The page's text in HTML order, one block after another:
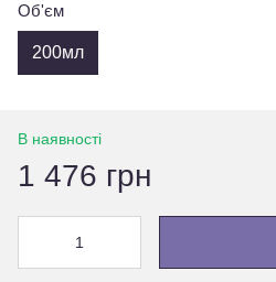
Об'єм
200мл
В наявності
1 476 грн